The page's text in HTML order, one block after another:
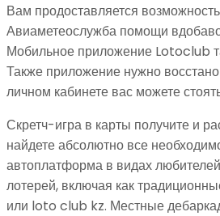
Вам продоставляется
Авиаметеослужба помощи
Мобильное приложение Lotoclub
Также приложение нужно
личном кабинете вас можете
Скретч-игра в карты получите и
найдете абсолютно все
автоплатформа в видах
лотерей, включая как
или loto club kz. Местные